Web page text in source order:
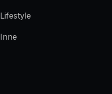
Lifestyle
Inne